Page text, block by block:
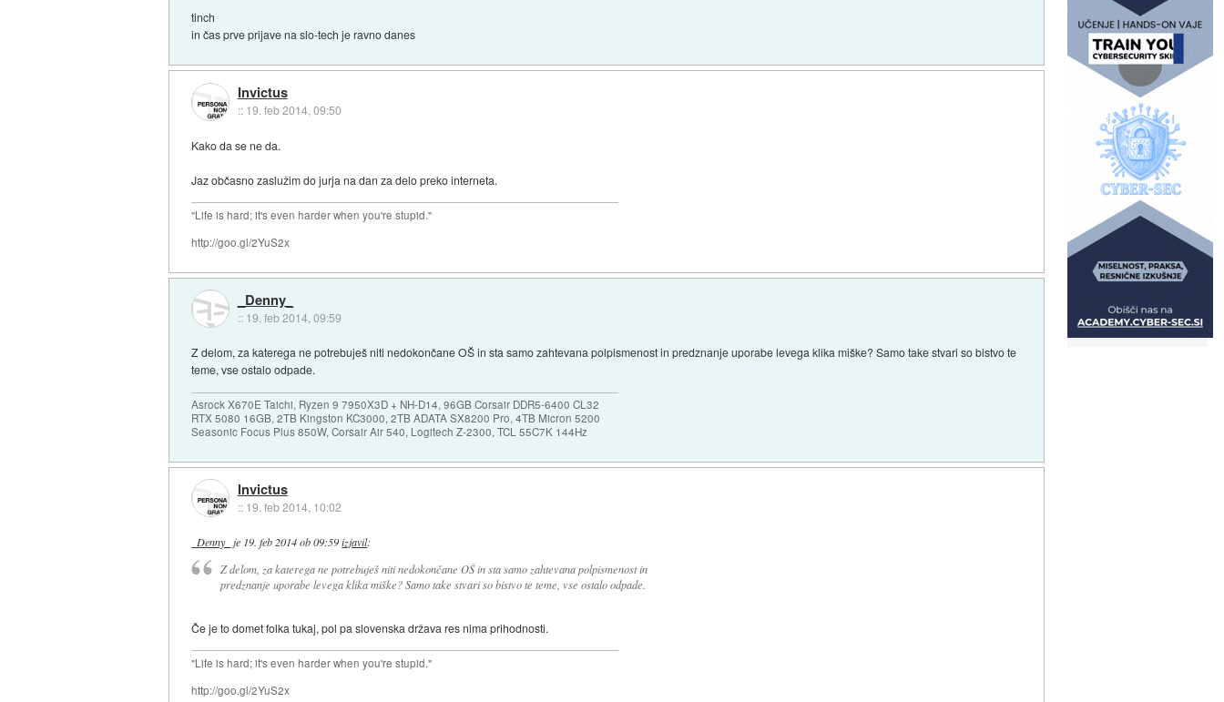
tinch
in čas prve prijave na slo-tech je ravno danes
Invictus
:: 19. feb 2014, 09:50
Kako da se ne da.
Jaz občasno zaslužim do jurja na dan za delo preko interneta.
"Life is hard; it's even harder when you're stupid."
http://goo.gl/2YuS2x
_Denny_
:: 19. feb 2014, 09:59
Z delom, za katerega ne potrebuješ niti nedokončane OŠ in sta samo zahtevana polpismenost in predznanje uporabe levega klika miške? Samo take stvari so bistvo te
teme, vse ostalo odpade.
Asrock X670E Taichi, Ryzen 9 7950X3D + NH-D14, 96GB Corsair DDR5-6400 CL32
RTX 5080 16GB, 2TB Kingston KC3000, 2TB ADATA SX8200 Pro, 4TB Micron 5200
Seasonic Focus Plus 850W, Corsair Air 540, Logitech Z-2300, TCL 55C7K 144Hz
Invictus
:: 19. feb 2014, 10:02
_Denny_ je 19. feb 2014 ob 09:59 izjavil:
Z delom, za katerega ne potrebuješ niti nedokončane OŠ in sta samo zahtevana polpismenost in
predznanje uporabe levega klika miške? Samo take stvari so bistvo te teme, vse ostalo odpade.
Če je to domet folka tukaj, pol pa slovenska država res nima prihodnosti.
"Life is hard; it's even harder when you're stupid."
http://goo.gl/2YuS2x